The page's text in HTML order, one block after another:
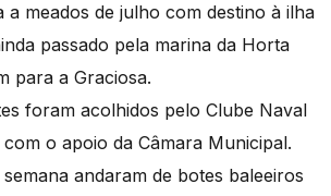
a meados de julho com destino à ilha
passado pela marina da Horta
para a Graciosa.
foram acolhidos pelo Clube Naval
o apoio da Câmara Municipal.
andaram de botes baleeiros